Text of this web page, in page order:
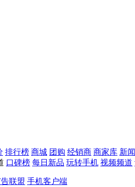
排行榜 商城 团购 经销商 商家库 新闻
口碑榜 每日新品 玩转手机 视频频道
告联盟 手机客户端